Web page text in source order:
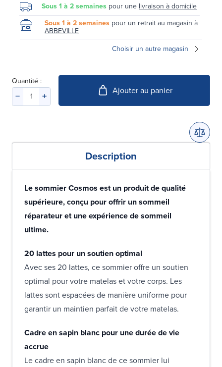
Sous 1 à 2 semaines pour une livraison à domicile
Sous 1 à 2 semaines pour un retrait au magasin à
ABBEVILLE
Choisir un autre magasin
Quantité :
Ajouter au panier
Description
Le sommier Cosmos est un produit de qualité
supérieure, conçu pour offrir un sommeil
réparateur et une expérience de sommeil
ultime.
20 lattes pour un soutien optimal
Avec ses 20 lattes, ce sommier offre un soutien
optimal pour votre matelas et votre corps. Les
lattes sont espacées de manière uniforme pour
garantir un maintien parfait de votre matelas.
Cadre en sapin blanc pour une durée de vie
accrue
Le cadre en sapin blanc de ce sommier lui